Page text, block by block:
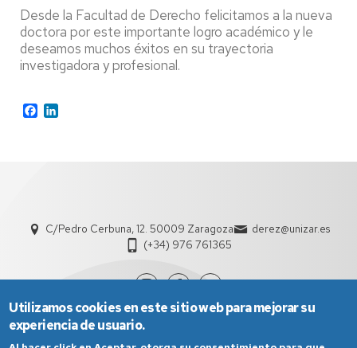
Desde la Facultad de Derecho felicitamos a la nueva
doctora por este importante logro académico y le
deseamos muchos éxitos en su trayectoria
investigadora y profesional.
Facebook
C/Pedro Cerbuna, 12. 50009 Zaragoza
derez@unizar.es
(+34) 976 761365
Utilizamos cookies en este sitio web para mejorar su
experiencia de usuario.